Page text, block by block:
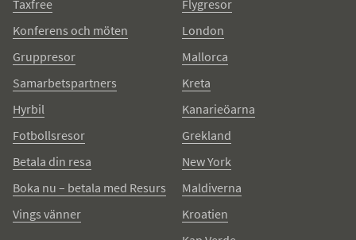
Taxfree
Konferens och möten
Gruppresor
Samarbetspartners
Hyrbil
Fotbollsresor
Betala din resa
Boka nu – betala med Resurs
Vings vänner
Flygresor
London
Mallorca
Kreta
Kanarieöarna
Grekland
New York
Maldiverna
Kroatien